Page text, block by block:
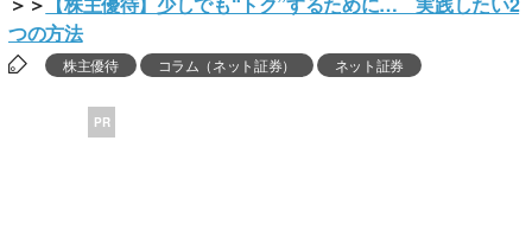
つの方法
株主優待 コラム（ネット証券） ネット証券
PR